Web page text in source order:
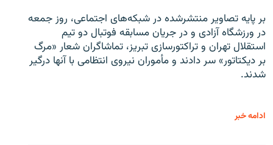
بر پایه تصاویر منتشرشده در شبکه‌های اجتماعی، روز جمعه
در ورزشگاه آزادی و در جریان مسابقه فوتبال دو تیم
استقلال تهران و تراکتورسازی تبریز، تماشاگران شعار «مرگ
بر دیکتاتور» سر دادند و مأموران نیروی انتظامی با آنها درگیر
شدند.
ادامه خبر